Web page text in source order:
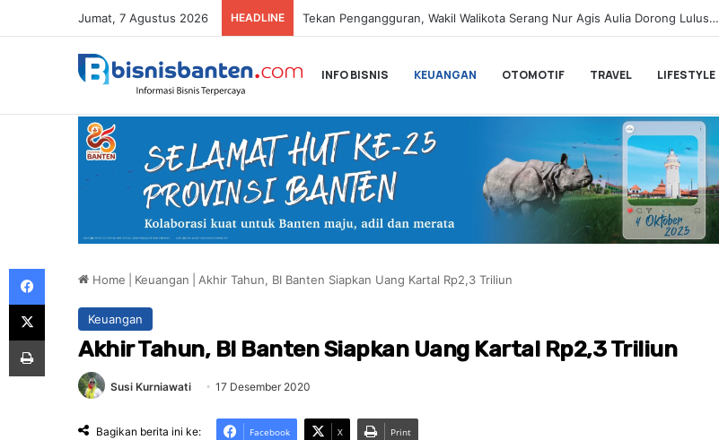
Jumat, 7 Agustus 2026 HEADLINE Renny Fonda Ajak IWAPI Banten Perkuat Keimanan dan Sinergi Organisasi Lewat Pengajian Sholehah
INFO BISNIS KEUANGAN OTOMOTIF TRAVEL LIFESTYLE
Home Keuangan Akhir Tahun, BI Banten Siapkan Uang Kartal Rp2,3 Triliun
Keuangan
Akhir Tahun, BI Banten Siapkan Uang Kartal Rp2,3 Triliun
Susi Kurniawati 17 Desember 2020
Bagikan berita ini ke: Facebook X Print
Facebook
X
Print